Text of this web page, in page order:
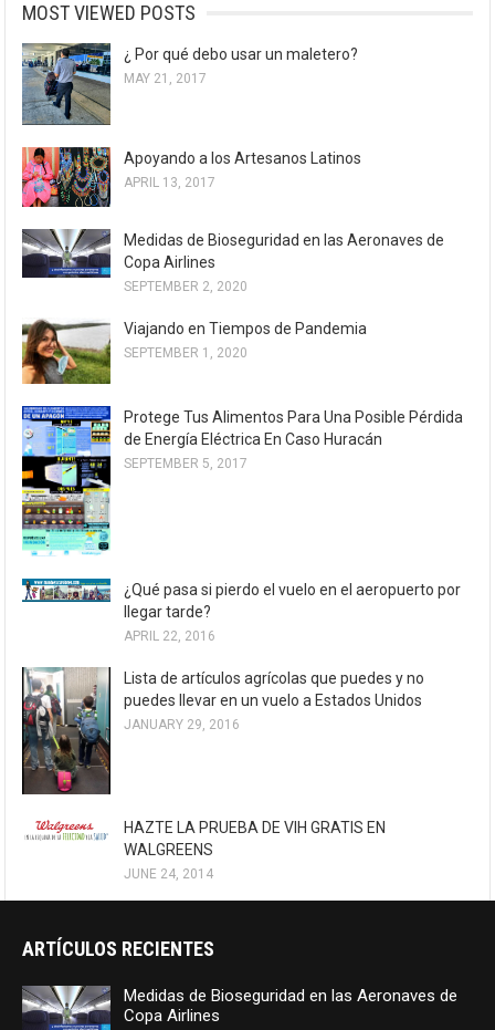
MOST VIEWED POSTS
¿ Por qué debo usar un maletero?
MAY 21, 2017
Apoyando a los Artesanos Latinos
APRIL 13, 2017
Medidas de Bioseguridad en las Aeronaves de
Copa Airlines
SEPTEMBER 2, 2020
Viajando en Tiempos de Pandemia
SEPTEMBER 1, 2020
Protege Tus Alimentos Para Una Posible Pérdida
de Energía Eléctrica En Caso Huracán
SEPTEMBER 5, 2017
¿Qué pasa si pierdo el vuelo en el aeropuerto por
llegar tarde?
APRIL 22, 2016
Lista de artículos agrícolas que puedes y no
puedes llevar en un vuelo a Estados Unidos
JANUARY 29, 2016
HAZTE LA PRUEBA DE VIH GRATIS EN
WALGREENS
JUNE 24, 2014
ARTÍCULOS RECIENTES
Medidas de Bioseguridad en las Aeronaves de
Copa Airlines